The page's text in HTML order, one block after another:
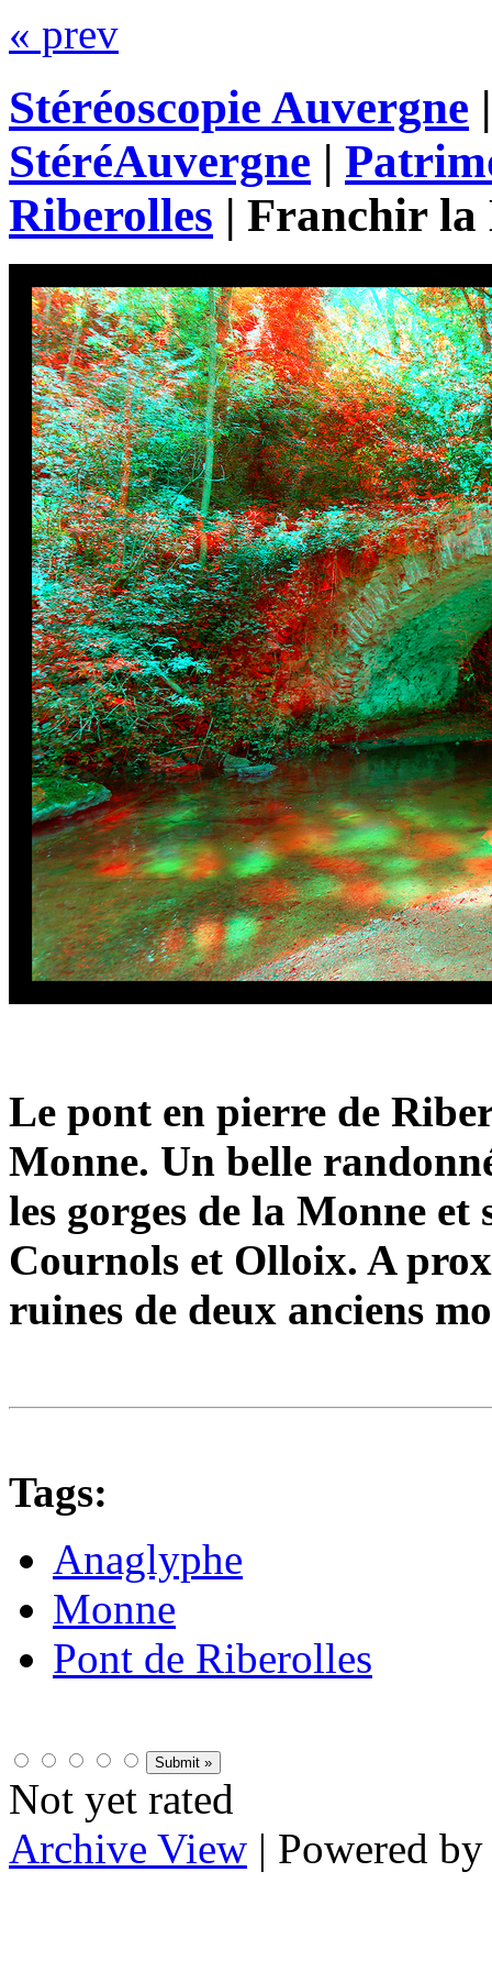
« prev
Stéréoscopie Auvergne
StéréAuvergne |
Riberolles | Franchir la
Le pont en pierre de
Monne. Un belle
les gorges de la Monne
Cournols et Olloix. A
ruines de deux anciens
Tags:
Anaglyphe
Monne
Pont de Riberolles
Not yet rated
Archive View | Powered